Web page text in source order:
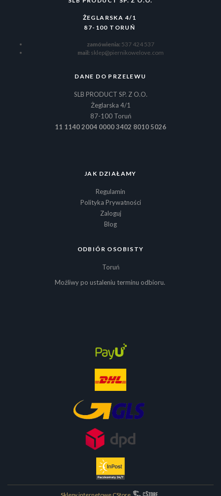
ŻEGLARSKA 4/1
87-100 TORUŃ
zamówienia: 537 424 537
mail: sklep@piernikowelove.com
DANE DO PRZELEWU
SLB PRODUCT SP. Z O.O.
Żeglarska 4/1
87-100 Toruń
11 1140 2004 0000 3402 8010 5026
JAK DZIAŁAMY
Regulamin
Polityka Prywatności
Zaloguj
Blog
ODBIÓR OSOBISTY
Toruń
Możliwy po ustaleniu terminu odbioru.